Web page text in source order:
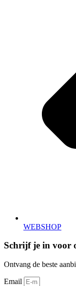
WEBSHOP
Schrijf je in voor
Ontvang de beste
Email